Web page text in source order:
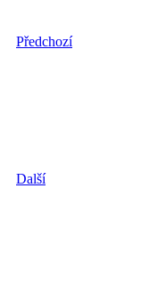
Předchozí
Další